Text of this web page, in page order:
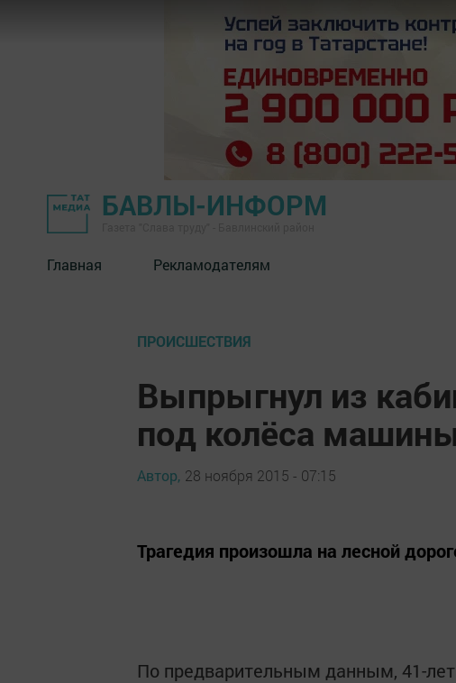
БАВЛЫ-ИНФОРМ
Главная Рекламодателям
ПРОИСШЕСТВИЯ
Выпрыгнул из
под колёса
Автор, 28 ноября 2015 - 07:15
Трагедия произошла на лесной
По предварительным данным, 41-